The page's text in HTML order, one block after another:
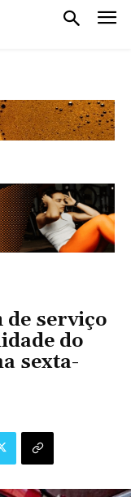
de serviço
do
sexta-